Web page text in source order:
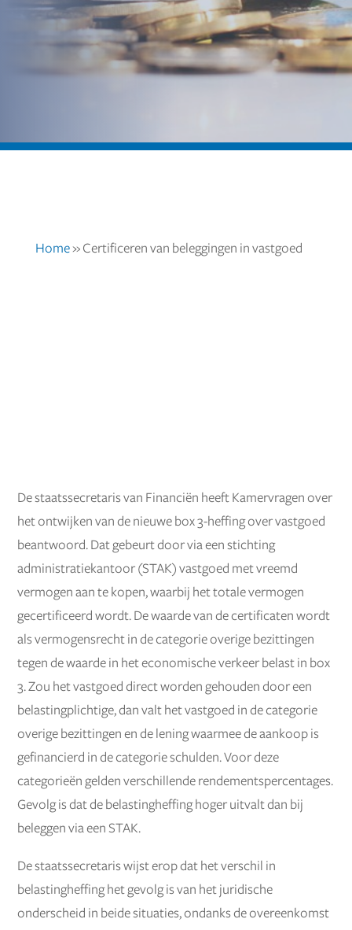
Home» Certificeren van beleggingen in vastgoed
De staatssecretaris van Financiën heeft Kamervragen over
het ontwijken van de nieuwe box 3-heffing over vastgoed
beantwoord. Dat gebeurt door via een stichting
administratiekantoor (STAK) vastgoed met vreemd
vermogen aan te kopen, waarbij het totale vermogen
gecertificeerd wordt. De waarde van de certificaten wordt
als vermogensrecht in de categorie overige bezittingen
tegen de waarde in het economische verkeer belast in box
3. Zou het vastgoed direct worden gehouden door een
belastingplichtige, dan valt het vastgoed in de categorie
overige bezittingen en de lening waarmee de aankoop is
gefinancierd in de categorie schulden. Voor deze
categorieën gelden verschillende rendementspercentages.
Gevolg is dat de belastingheffing hoger uitvalt dan bij
beleggen via een STAK.
De staatssecretaris wijst erop dat het verschil in
belastingheffing het gevolg is van het juridische
onderscheid in beide situaties, ondanks de overeenkomst